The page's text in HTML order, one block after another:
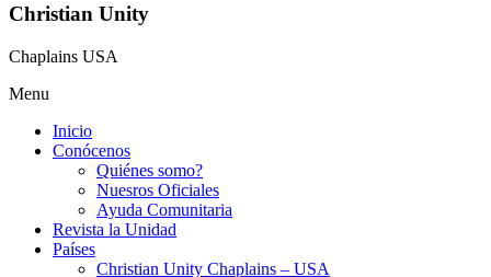
Christian Unity
Chaplains USA
Menu
Inicio
Conócenos
Quiénes somo?
Nuesros Oficiales
Ayuda Comunitaria
Revista la Unidad
Países
Christian Unity Chaplains – USA